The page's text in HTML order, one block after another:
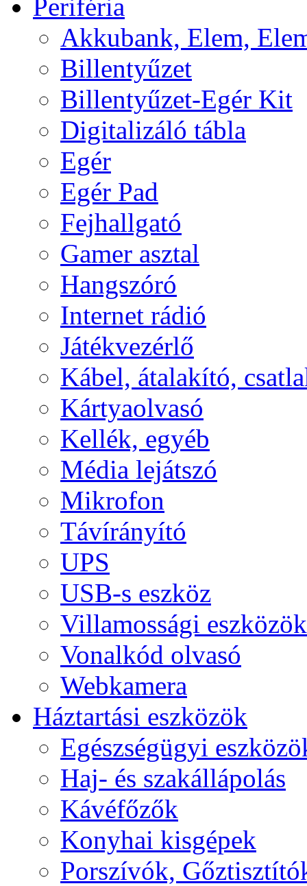
Periféria
Akkubank, Elem,
Billentyűzet
Billentyűzet-Egér Kit
Digitalizáló tábla
Egér
Egér Pad
Fejhallgató
Gamer asztal
Hangszóró
Internet rádió
Játékvezérlő
Kábel, átalakító,
Kártyaolvasó
Kellék, egyéb
Média lejátszó
Mikrofon
Távírányító
UPS
USB-s eszköz
Villamossági eszközök
Vonalkód olvasó
Webkamera
Háztartási eszközök
Egészségügyi
Haj- és szakállápolás
Kávéfőzők
Konyhai kisgépek
Porszívók,